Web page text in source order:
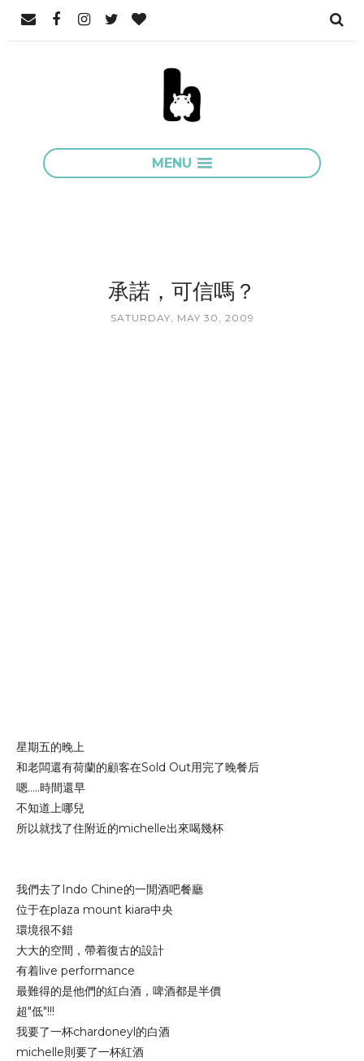
MENU
承諾，可信嗎？
SATURDAY, MAY 30, 2009
星期五的晚上
和老闆還有荷蘭的顧客在Sold Out用完了晚餐后
嗯.....時間還早
不知道上哪兒
所以就找了住附近的michelle出來喝幾杯
我們去了Indo Chine的一閒酒吧餐廳
位于在plaza mount kiara中央
環境很不錯
大大的空間，帶着復古的設計
有着live performance
最難得的是他們的紅白酒，啤酒都是半價
超"低"!!!
我要了一杯chardoneyl的白酒
michelle則要了一杯紅酒